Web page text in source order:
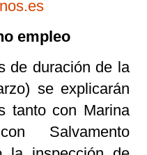
empleo
de duración de la
se explicarán
tanto con Marina
Salvamento